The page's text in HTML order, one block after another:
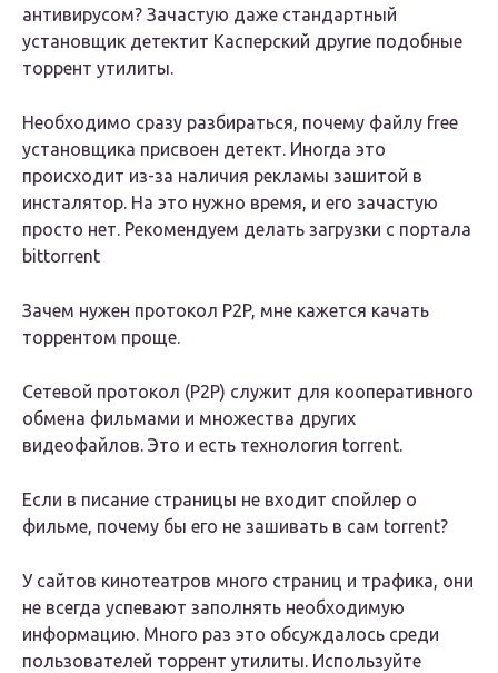
антивирусом? Зачастую даже стандартный
установщик детектит Касперский другие подобные
торрент утилиты.
Необходимо сразу разбираться, почему файлу free
установщика присвоен детект. Иногда это
происходит из-за наличия рекламы зашитой в
инсталятор. На это нужно время, и его зачастую
просто нет. Рекомендуем делать загрузки с портала
bittorrent
Зачем нужен протокол P2P, мне кажется качать
торрентом проще.
Сетевой протокол (P2P) служит для кооперативного
обмена фильмами и множества других
видеофайлов. Это и есть технология torrent.
Если в писание страницы не входит спойлер о
фильме, почему бы его не зашивать в сам torrent?
У сайтов кинотеатров много страниц и трафика, они
не всегда успевают заполнять необходимую
информацию. Много раз это обсуждалось среди
пользователей торрент утилиты. Используйте